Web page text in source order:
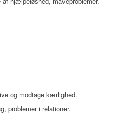
og modtage kærlighed.
problemer i relationer.